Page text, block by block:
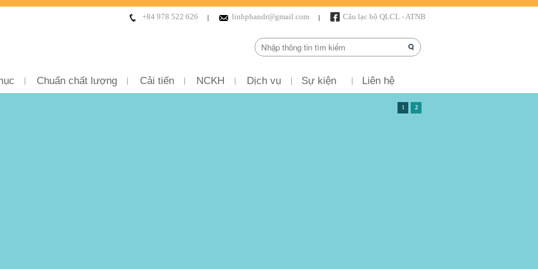
Câu lạc bộ QLCL - ATNB
linhphandr@gmail.com
+84 978 522 626
Chuẩn chất lượng Cải tiến NCKH Dịch vụ Sự kiện Liên hệ
1 2